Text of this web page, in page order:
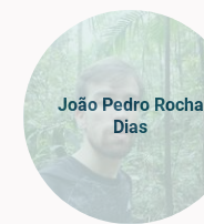
João Pedro Rocha
Dias